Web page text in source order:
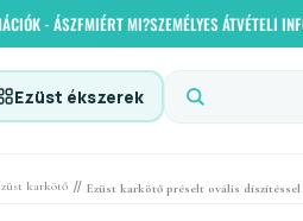
- ÁSZFMIÉRT MI?SZEMÉLYES ÁTVÉTELI
Ezüst ékszerek
karkötő // Ezüst karkötő préselt ovális díszítéssel